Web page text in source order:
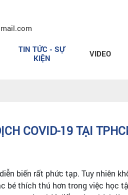
TIN TỨC - SỰ
KIỆN
VIDEO
COVID-19 TẠI
biến rất phức tạp. Tuy nhiên
bé thích thú hơn trong việc học